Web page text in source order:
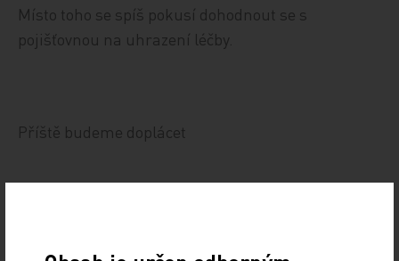
Místo toho se spíš pokusí dohodnout se s
pojišťovnou na uhrazení léčby.
Příště budeme doplácet
paradoxně nemocnice, jíž donedávna šéfoval sám